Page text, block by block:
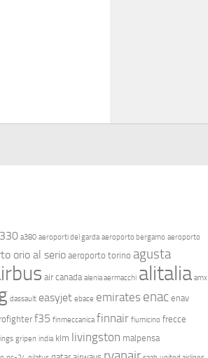
a380 aeroporti del garda aeroporto bergamo aeroporto
orio al serio aeroporto torino agusta
air canada alenia aermacchi alitalia amx
dassault easyjet ebace emirates enac enav
f35 finmeccanica finnair fiumicino frecce
gripen india klm livingston malpensa